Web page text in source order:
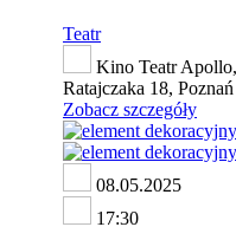
Teatr
Kino Teatr
Ratajczaka 18, Poznań
Zobacz szczegóły
08.05.2025
17:30